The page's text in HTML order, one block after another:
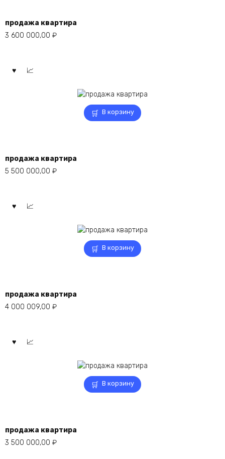
продажа квартира
3 600 000,00 ₽
В корзину
продажа квартира
5 500 000,00 ₽
В корзину
продажа квартира
4 000 009,00 ₽
В корзину
продажа квартира
3 500 000,00 ₽